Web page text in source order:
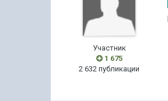
Участник
1 675
2 632 публикации